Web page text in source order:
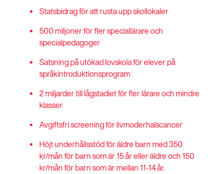
Statsbidrag för att rusta upp skollokaler
500 miljoner för fler speciallärare och
specialpedagoger
Satsning på utökad lovskola för elever på
språkintroduktionsprogram
2 miljarder till lågstadiet för fler lärare och mindre
klasser
Avgiftsfri screening för livmoderhalscancer
Höjt underhållsstöd för äldre barn med 350
kr/mån för barn som är 15 år eller äldre och 150
kr/mån för barn som är mellan 11-14 år.